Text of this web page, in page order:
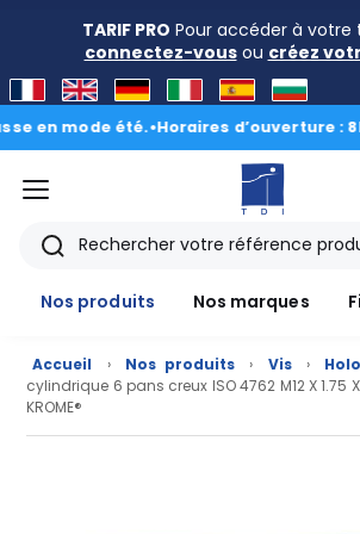
TARIF PRO Pour accéder à votre
connectez-vousou créez
mode été.•Horaires d’ouverture : 8h30 –
menu
Rechercher
Nos produits
Nos marques
Accueil › Nos produits › Vis ›
cylindrique 6 pans creux ISO 4762 M12 X 1.75
KROME®